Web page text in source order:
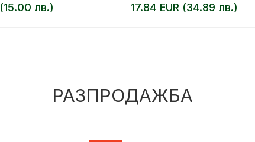
лв.) 17.84 EUR (34.89 лв.)
РАЗПРОДАЖБА